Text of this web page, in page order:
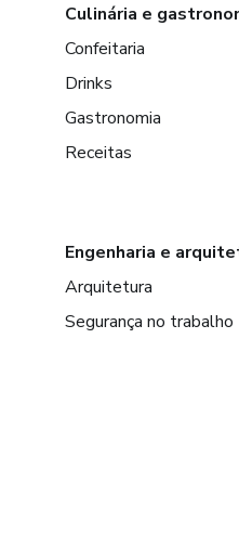
Culinária e
Confeitaria
Drinks
Gastronomia
Receitas
Engenharia e
Arquitetura
Segurança no trabalho